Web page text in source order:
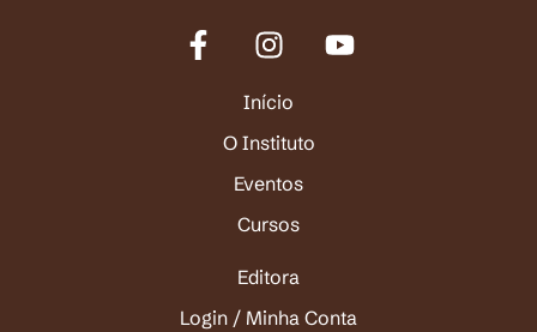
Início
O Instituto
Eventos
Cursos
Editora
Login / Minha Conta